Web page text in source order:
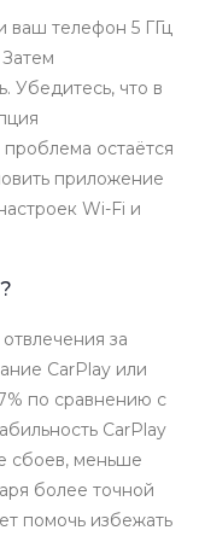
ваш телефон 5 ГГц
Убедитесь, что в
остаётся
приложение
Wi-Fi и
за
CarPlay или
по сравнению с
CarPlay
сбоев, меньше
более точной
помочь избежать